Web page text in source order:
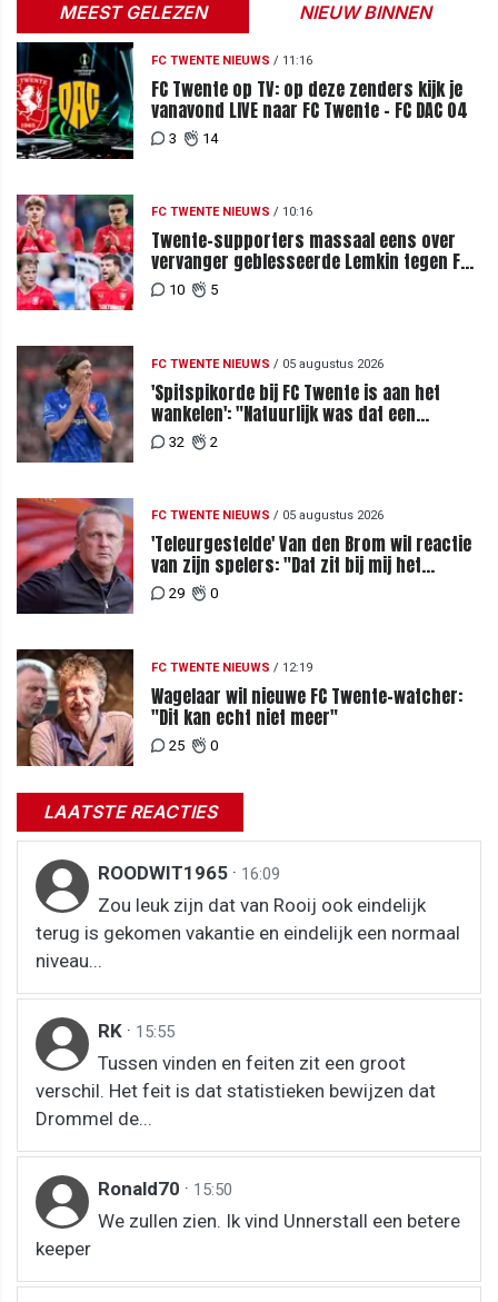
MEEST GELEZEN NIEUW BINNEN
FC TWENTE NIEUWS / 11:16
FC Twente op TV: op deze zenders kijk je
vanavond LIVE naar FC Twente - FC DAC 04
3 14
FC TWENTE NIEUWS / 10:16
Twente-supporters massaal eens over
vervanger geblesseerde Lemkin tegen FC
DAC 04
10 5
FC TWENTE NIEUWS / 05 augustus 2026
'Spitspikorde bij FC Twente is aan het
wankelen': "Natuurlijk was dat een
signaal"
32 2
FC TWENTE NIEUWS / 05 augustus 2026
'Teleurgestelde' Van den Brom wil reactie
van zijn spelers: "Dat zit bij mij het
meeste diep"
29 0
FC TWENTE NIEUWS / 12:19
Wagelaar wil nieuwe FC Twente-watcher:
"Dit kan echt niet meer"
25 0
LAATSTE REACTIES
ROODWIT1965 · 16:09
Zou leuk zijn dat van Rooij ook eindelijk
terug is gekomen vakantie en eindelijk een normaal
niveau...
RK · 15:55
Tussen vinden en feiten zit een groot
verschil. Het feit is dat statistieken bewijzen dat
Drommel de...
Ronald70 · 15:50
We zullen zien. Ik vind Unnerstall een betere
keeper